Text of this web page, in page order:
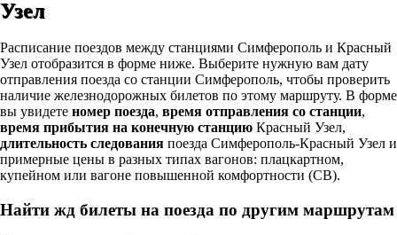
Узел
Расписание поездов между станциями Симферополь и Красный
Узел отобразится в форме ниже. Выберите нужную вам дату
отправления поезда со станции Симферополь, чтобы проверить
наличие железнодорожных билетов по этому маршруту. В форме
вы увидете номер поезда, время отправления со станции,
время прибытия на конечную станцию Красный Узел,
длительность следования поезда Симферополь-Красный Узел и
примерные цены в разных типах вагонов: плацкартном,
купейном или вагоне повышенной комфортности (СВ).
Найти жд билеты на поезда по другим маршрутам